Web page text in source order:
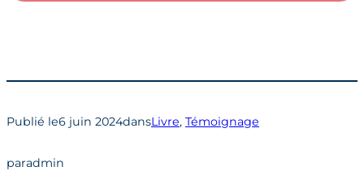
Publié le6 juin 2024dansLivre, Témoignage
paradmin